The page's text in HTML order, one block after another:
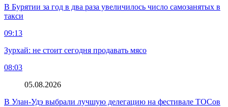
В Бурятии за год в два раза увеличилось число самозанятых в
такси
09:13
Зурхай: не стоит сегодня продавать мясо
08:03
05.08.2026
В Улан-Удэ выбрали лучшую делегацию на фестивале ТОСов